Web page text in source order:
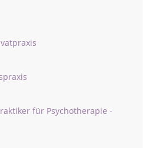
für Psychotherapie -